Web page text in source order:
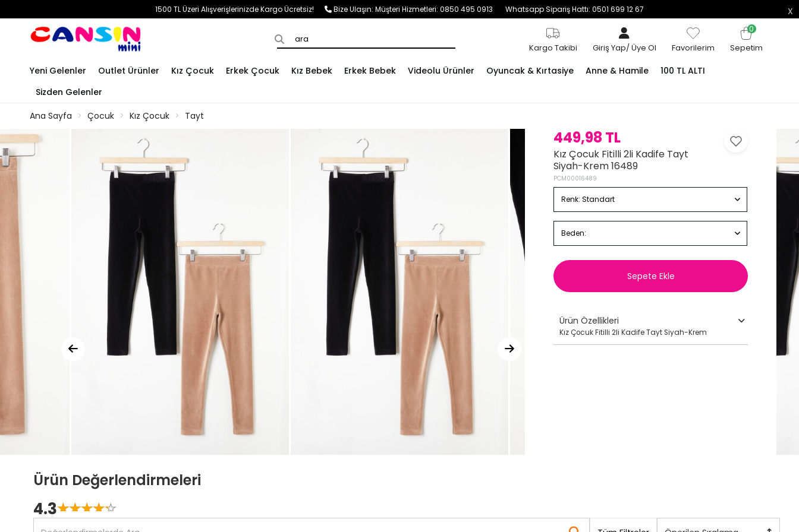
1500 TL Üzeri Alışverişlerinizde Kargo Ücretsiz! Bize Ulaşın: Müşteri Hizmetleri: 0850 495 0913 Whatsapp Sipariş Hattı: 0501 699 12 67
Kargo Takibi Giriş Yap/Üye Ol Favorilerim
0
Sepetim
Yeni Gelenler Outlet Ürünler Kız Çocuk Erkek Çocuk Kız Bebek Erkek Bebek Videolu Ürünler Oyuncak & Kırtasiye Anne & Hamile
100 TL ALTI
Sizden Gelenler
Ana Sayfa
Çocuk Kız Çocuk Tayt
449,98 TL
Kız Çocuk Fitilli 2li Kadife Tayt
Siyah-Krem 16489
PCM00016489
Renk:Standart
Beden:
Sepete Ekle
Ürün Özellikleri
Kız Çocuk Fitilli 2li Kadife Tayt Siyah-Krem
Ürün Değerlendirmeleri
4.3☆☆☆☆☆
★★★★★